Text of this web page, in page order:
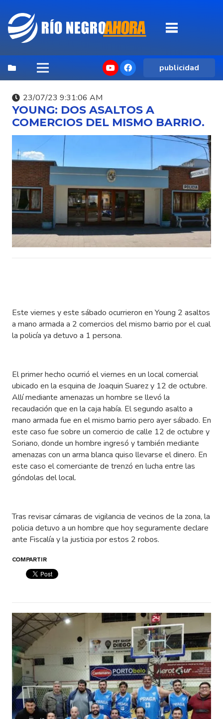
publicidad
23/07/23 9:31:06 AM
YOUNG: DOS ASALTOS A
COMERCIOS DEL MISMO BARRIO.
Este viernes y este sábado ocurrieron en Young 2 asaltos
a mano armada a 2 comercios del mismo barrio por el cual
la policía ya detuvo a 1 persona.
El primer hecho ocurrió el viernes en un local comercial
ubicado en la esquina de Joaquin Suarez y 12 de octubre.
Allí mediante amenazas un hombre se llevó la
recaudación que en la caja había. El segundo asalto a
mano armada fue en el mismo barrio pero ayer sábado. En
este caso fue sobre un comercio de calle 12 de octubre y
Soriano, donde un hombre ingresó y también mediante
amenazas con un arma blanca quiso llevarse el dinero. En
este caso el comerciante de trenzó en lucha entre las
góndolas del local.
Tras revisar cámaras de vigilancia de vecinos de la zona, la
policia detuvo a un hombre que hoy seguramente declare
ante Fiscalía y la justicia por estos 2 robos.
COMPARTIR